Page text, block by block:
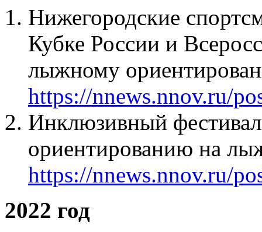
Нижегородские
Кубке России и
лыжному
https://nnews.nnov.ru/
Инклюзивный
ориентированию на
https://nnews.nnov.ru/
2022 год